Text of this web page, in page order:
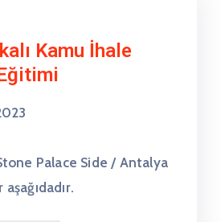
Kamu İhale
Palace Side / Antalya
aşağıdadır.